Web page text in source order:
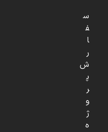
س
ف
ا
ر
ش
پ
ر
و
ژ
ه